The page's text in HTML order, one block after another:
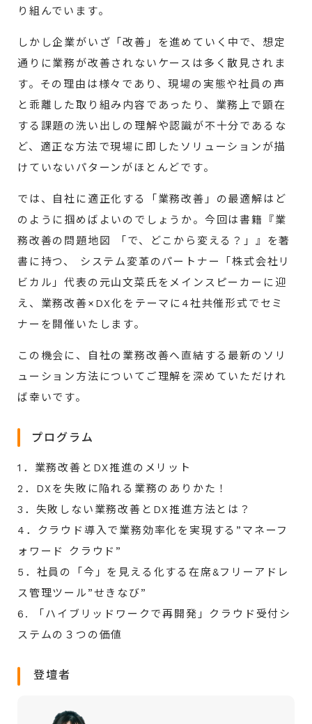
り組んでいます。
しかし企業がいざ「改善」を進めていく中で、想定
通りに業務が改善されないケースは多く散見されま
す。その理由は様々であり、現場の実態や社員の声
と乖離した取り組み内容であったり、業務上で顕在
する課題の洗い出しの理解や認識が不十分であるな
ど、適正な方法で現場に即したソリューションが描
けていないパターンがほとんどです。
では、自社に適正化する「業務改善」の最適解はど
のように掴めばよいのでしょうか。今回は書籍『業
務改善の問題地図 「で、どこから変える？」』を著
書に持つ、 システム変革のパートナー「株式会社リ
ビカル」代表の元山文菜氏をメインスピーカーに迎
え、業務改善×DX化をテーマに4社共催形式でセミ
ナーを開催いたします。
この機会に、自社の業務改善へ直結する最新のソリ
ューション方法についてご理解を深めていただけれ
ば幸いです。
プログラム
1．業務改善とDX推進のメリット
2．DXを失敗に陥れる業務のありかた！
3．失敗しない業務改善とDX推進方法とは？
4．クラウド導入で業務効率化を実現する”マネーフ
ォワード クラウド”
5．社員の「今」を見える化する在席&フリーアドレ
ス管理ツール”せきなび”
6. 「ハイブリッドワークで再開発」クラウド受付シ
ステムの３つの価値
登壇者